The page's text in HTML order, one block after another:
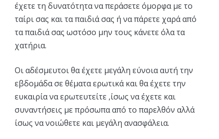
έχετε τη δυνατότητα να περάσετε όμορφα με το
ταίρι σας και τα παιδιά σας ή να πάρετε χαρά από
τα παιδιά σας ωστόσο μην τους κάνετε όλα τα
χατήρια.
Οι αδέσμευτοι θα έχετε μεγάλη εύνοια αυτή την
εβδομάδα σε θέματα ερωτικά και θα έχετε την
ευκαιρία να ερωτευτείτε ,ίσως να έχετε και
συναντήσεις με πρόσωπα από το παρελθόν αλλά
ίσως να νοιώθετε και μεγάλη ανασφάλεια.